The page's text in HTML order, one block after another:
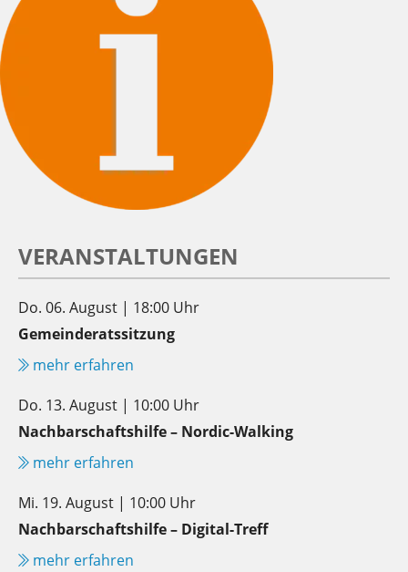
VERANSTALTUNGEN
Do. 06. August | 18:00 Uhr
Gemeinderatssitzung
mehr erfahren
Do. 13. August | 10:00 Uhr
Nachbarschaftshilfe – Nordic-Walking
mehr erfahren
Mi. 19. August | 10:00 Uhr
Nachbarschaftshilfe – Digital-Treff
mehr erfahren